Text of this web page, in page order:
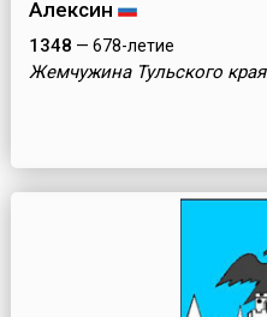
Алексин
1348 — 678-летие
Жемчужина Тульского края